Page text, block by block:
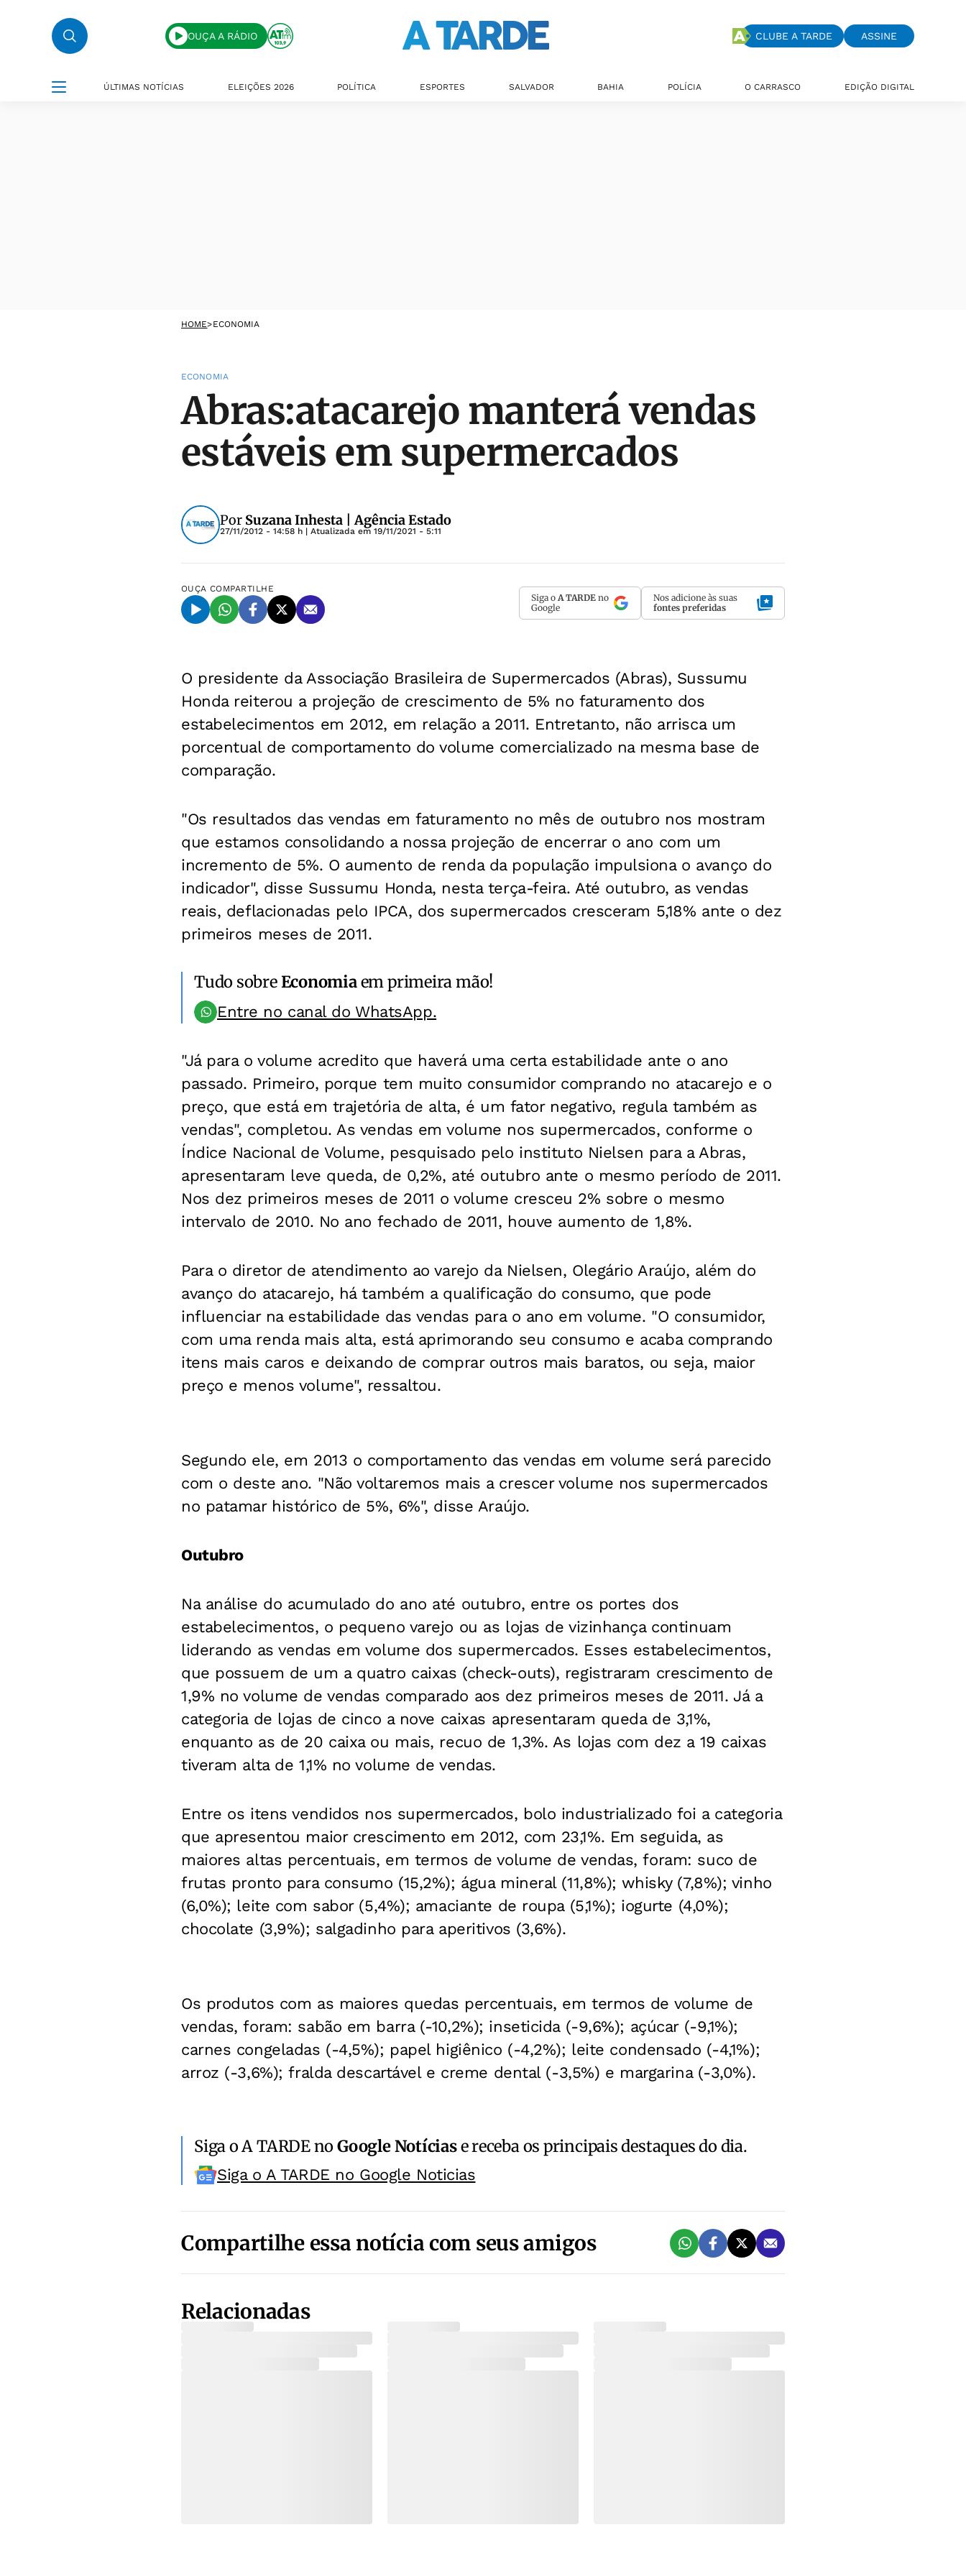
OUÇA A RÁDIO CLUBE A TARDE ASSINE
ÚLTIMAS NOTÍCIAS ELEIÇÕES 2026 POLÍTICA ESPORTES SALVADOR BAHIA POLÍCIA O CARRASCO EDIÇÃO DIGITAL
HOME>ECONOMIA
ECONOMIA
Abras:atacarejo manterá vendas
estáveis em supermercados
Por Suzana Inhesta | Agência Estado
27/11/2012 - 14:58 h | Atualizada em 19/11/2021 - 5:11
OUÇA COMPARTILHE
Siga o A TARDE no
Google
Nos adicione às suas
fontes preferidas
O presidente da Associação Brasileira de Supermercados (Abras), Sussumu
Honda reiterou a projeção de crescimento de 5% no faturamento dos
estabelecimentos em 2012, em relação a 2011. Entretanto, não arrisca um
porcentual de comportamento do volume comercializado na mesma base de
comparação.
"Os resultados das vendas em faturamento no mês de outubro nos mostram
que estamos consolidando a nossa projeção de encerrar o ano com um
incremento de 5%. O aumento de renda da população impulsiona o avanço do
indicador", disse Sussumu Honda, nesta terça-feira. Até outubro, as vendas
reais, deflacionadas pelo IPCA, dos supermercados cresceram 5,18% ante o dez
primeiros meses de 2011.
Tudo sobreEconomiaem primeira mão!
Entre no canal do WhatsApp.
"Já para o volume acredito que haverá uma certa estabilidade ante o ano
passado. Primeiro, porque tem muito consumidor comprando no atacarejo e o
preço, que está em trajetória de alta, é um fator negativo, regula também as
vendas", completou. As vendas em volume nos supermercados, conforme o
Índice Nacional de Volume, pesquisado pelo instituto Nielsen para a Abras,
apresentaram leve queda, de 0,2%, até outubro ante o mesmo período de 2011.
Nos dez primeiros meses de 2011 o volume cresceu 2% sobre o mesmo
intervalo de 2010. No ano fechado de 2011, houve aumento de 1,8%.
Para o diretor de atendimento ao varejo da Nielsen, Olegário Araújo, além do
avanço do atacarejo, há também a qualificação do consumo, que pode
influenciar na estabilidade das vendas para o ano em volume. "O consumidor,
com uma renda mais alta, está aprimorando seu consumo e acaba comprando
itens mais caros e deixando de comprar outros mais baratos, ou seja, maior
preço e menos volume", ressaltou.
Segundo ele, em 2013 o comportamento das vendas em volume será parecido
com o deste ano. "Não voltaremos mais a crescer volume nos supermercados
no patamar histórico de 5%, 6%", disse Araújo.
Outubro
Na análise do acumulado do ano até outubro, entre os portes dos
estabelecimentos, o pequeno varejo ou as lojas de vizinhança continuam
liderando as vendas em volume dos supermercados. Esses estabelecimentos,
que possuem de um a quatro caixas (check-outs), registraram crescimento de
1,9% no volume de vendas comparado aos dez primeiros meses de 2011. Já a
categoria de lojas de cinco a nove caixas apresentaram queda de 3,1%,
enquanto as de 20 caixa ou mais, recuo de 1,3%. As lojas com dez a 19 caixas
tiveram alta de 1,1% no volume de vendas.
Entre os itens vendidos nos supermercados, bolo industrializado foi a categoria
que apresentou maior crescimento em 2012, com 23,1%. Em seguida, as
maiores altas percentuais, em termos de volume de vendas, foram: suco de
frutas pronto para consumo (15,2%); água mineral (11,8%); whisky (7,8%); vinho
(6,0%); leite com sabor (5,4%); amaciante de roupa (5,1%); iogurte (4,0%);
chocolate (3,9%); salgadinho para aperitivos (3,6%).
Os produtos com as maiores quedas percentuais, em termos de volume de
vendas, foram: sabão em barra (-10,2%); inseticida (-9,6%); açúcar (-9,1%);
carnes congeladas (-4,5%); papel higiênico (-4,2%); leite condensado (-4,1%);
arroz (-3,6%); fralda descartável e creme dental (-3,5%) e margarina (-3,0%).
Siga o A TARDE noGoogle Notíciase receba os principais destaques do dia.
Siga o A TARDE no Google Noticias
Compartilhe essa notícia com seus amigos
Relacionadas